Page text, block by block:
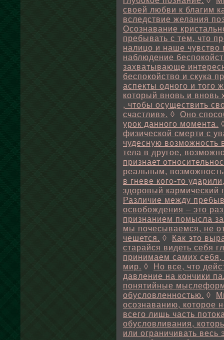
своей любви к благим
вследствие желания
Осознавание
пребывать с тем, что
налицо и наше чувство
наблюдение
захватывающе
беспокойство и скука
аспекты одного и того
который вновь и вновь
, чтобы осуществить
счастлив». ◊ Оно
урок данного момента.
физической смерти с
чудесную возможность
тела в другое,
признает
реальным,
в гневе кого-то
здоровый кармический
Различие между
освобождения – это
признанием помысла
мы почесываемся, не
чешется. ◊ Как это
старайся видеть себя
принимаем самих
мир. ◊ Но все, что
давление на кончики
понятийные
обусловленностью. ◊
осознаванию, которое
всего лишь часть
обусловливания,
или ограничивать